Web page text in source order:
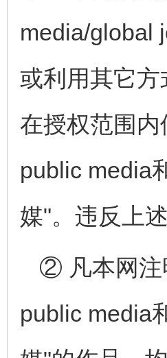
media/global
或利用其它
在授权范围
public media
媒"。违反上
② 凡本网注
public media